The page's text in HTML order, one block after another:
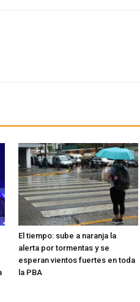
El tiempo: sube a naranja la
alerta por tormentas y se
esperan vientos fuertes en toda
la PBA